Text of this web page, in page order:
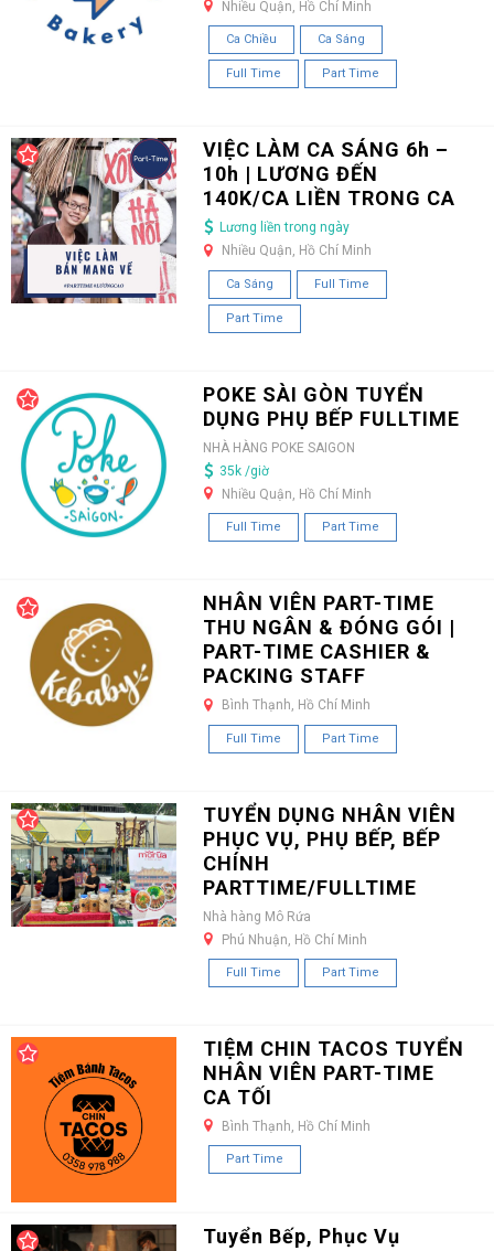
Nhiều Quận, Hồ Chí Minh
Ca Chiều Ca Sáng
Full Time Part Time
VIỆC LÀM CA SÁNG 6h –
10h | LƯƠNG ĐẾN
140K/CA LIỀN TRONG CA
Lương liền trong ngày
Nhiều Quận, Hồ Chí Minh
Ca Sáng Full Time
Part Time
POKE SÀI GÒN TUYỂN
DỤNG PHỤ BẾP FULLTIME
NHÀ HÀNG POKE SAIGON
35k /giờ
Nhiều Quận, Hồ Chí Minh
Full Time Part Time
NHÂN VIÊN PART-TIME
THU NGÂN & ĐÓNG GÓI |
PART-TIME CASHIER &
PACKING STAFF
Bình Thạnh, Hồ Chí Minh
Full Time Part Time
TUYỂN DỤNG NHÂN VIÊN
PHỤC VỤ, PHỤ BẾP, BẾP
CHÍNH
PARTTIME/FULLTIME
Nhà hàng Mô Rứa
Phú Nhuận, Hồ Chí Minh
Full Time Part Time
TIỆM CHIN TACOS TUYỂN
NHÂN VIÊN PART-TIME
CA TỐI
Bình Thạnh, Hồ Chí Minh
Part Time
Tuyển Bếp, Phục Vụ